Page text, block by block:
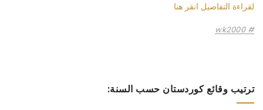
لقراءة التفاصيل انقر هنا
wk2000
ترتيب وقائع كوردستان حسب السنة: